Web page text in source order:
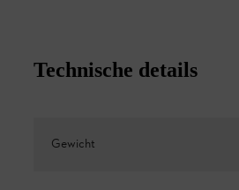
Technische details
Gewicht